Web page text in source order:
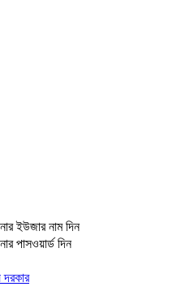
ইউজার নাম দিন
পাসওয়ার্ড দিন
দরকার